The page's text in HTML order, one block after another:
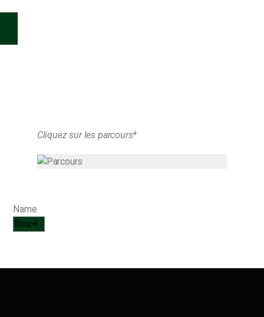
Cliquez sur les parcours*
Name